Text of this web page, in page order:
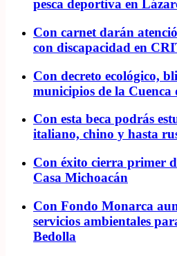
pesca deportiva en
Con carnet darán
con discapacidad en
Con decreto ecológico,
municipios de la Cuenca
Con esta beca podrás
italiano, chino y hasta
Con éxito cierra primer
Casa Michoacán
Con Fondo Monarca
servicios ambientales
Bedolla